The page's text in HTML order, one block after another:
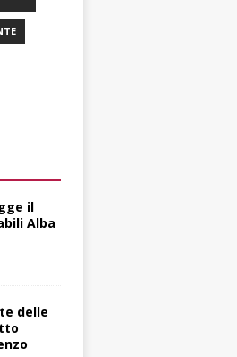
il
Alba
delle